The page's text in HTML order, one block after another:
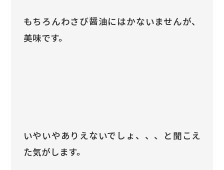
もちろんわさび醤油にはかないませんが、
美味です。
いやいやありえないでしょ、、、と聞こえ
た気がします。